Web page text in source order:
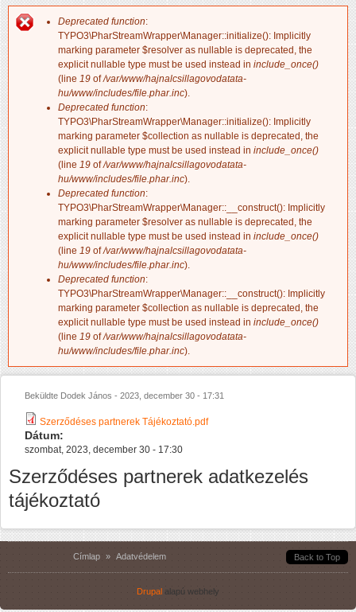
Hibaüzenet
Deprecated function:
TYPO3\PharStreamWrapper\Manager::initialize(): Implicitly
marking parameter $resolver as nullable is deprecated, the
explicit nullable type must be used instead in include_once()
(line 19 of/var/www/hajnalcsillagovodatata-
hu/www/includes/file.phar.inc).
Deprecated function:
TYPO3\PharStreamWrapper\Manager::initialize(): Implicitly
marking parameter $collection as nullable is deprecated, the
explicit nullable type must be used instead in include_once()
(line 19 of/var/www/hajnalcsillagovodatata-
hu/www/includes/file.phar.inc).
Deprecated function:
TYPO3\PharStreamWrapper\Manager::__construct(): Implicitly
marking parameter $resolver as nullable is deprecated, the
explicit nullable type must be used instead in include_once()
(line 19 of/var/www/hajnalcsillagovodatata-
hu/www/includes/file.phar.inc).
Deprecated function:
TYPO3\PharStreamWrapper\Manager::__construct(): Implicitly
marking parameter $collection as nullable is deprecated, the
explicit nullable type must be used instead in include_once()
(line 19 of/var/www/hajnalcsillagovodatata-
hu/www/includes/file.phar.inc).
Beküldte Dodek János - 2023, december 30 - 17:31
Szerződéses partnerek Tájékoztató.pdf
Dátum:
szombat, 2023, december 30 - 17:30
Szerződéses partnerek adatkezelés
tájékoztató
Címlap » Adatvédelem Back to Top
Drupal alapú webhely